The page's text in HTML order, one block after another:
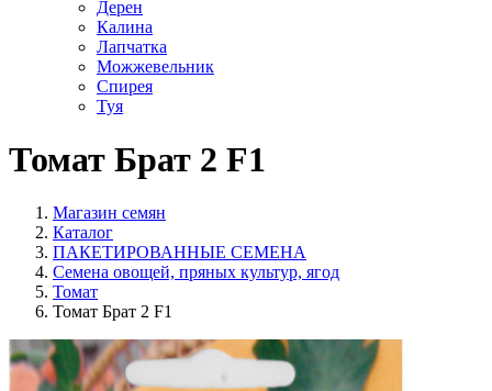
Дерен
Калина
Лапчатка
Можжевельник
Спирея
Туя
Томат Брат 2 F1
Магазин семян
Каталог
ПАКЕТИРОВАННЫЕ СЕМЕНА
Семена овощей, пряных культур, ягод
Томат
Томат Брат 2 F1